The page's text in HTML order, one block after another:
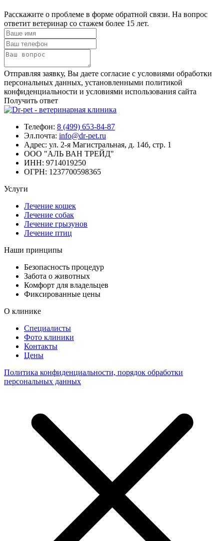
Расскажите о проблеме в форме обратной связи. На вопрос
ответит ветеринар со стажем более 15 лет.
Отправляя заявку, Вы даете согласие с условиями обработки
персональных данных, установленными политикой
конфиденциальности и условиями использования сайта
Получить ответ
Телефон: 8 (499) 653-84-87
Эл.почта: info@dr-pet.ru
Адрес: ул. 2-я Магистральная, д. 14б, стр. 1
ООО "АЛЬ ВАН ТРЕЙД"
ИНН: 9714019250
ОГРН: 1237700598365
Услуги
Лечение кошек
Лечение собак
Лечение грызунов
Лечение птиц
Наши принципы
Безопасность процедур
Забота о животных
Комфорт для владельцев
Фиксированные цены
О клинике
Специалисты
Фото клиники
Контакты
Цены
Политика конфиденциальности, порядок обработки
персональных данных